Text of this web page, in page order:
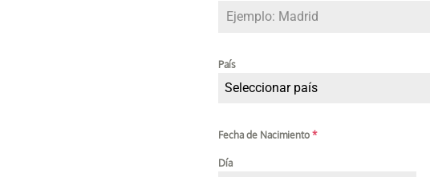
País
Seleccionar país
Fecha de Nacimiento *
Día